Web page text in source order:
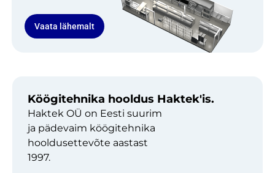
Vaata lähemalt
Köögitehnika hooldus Haktek'is.
Haktek OÜ on Eesti suurim
ja pädevaim köögitehnika
hooldusettevõte aastast
1997.